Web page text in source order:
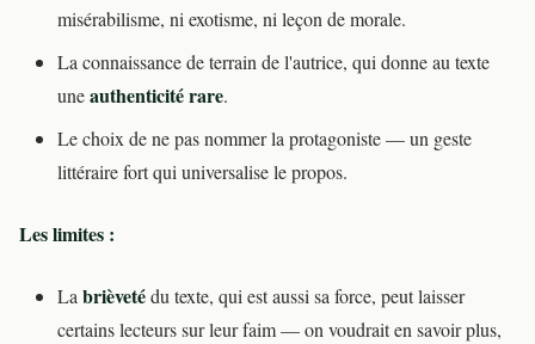
misérabilisme, ni exotisme, ni leçon de morale.
La connaissance de terrain de l'autrice, qui donne au texte
uneauthenticité rare.
Le choix de ne pas nommer la protagoniste — un geste
littéraire fort qui universalise le propos.
Les limites :
Labrièvetédu texte, qui est aussi sa force, peut laisser
certains lecteurs sur leur faim — on voudrait en savoir plus,